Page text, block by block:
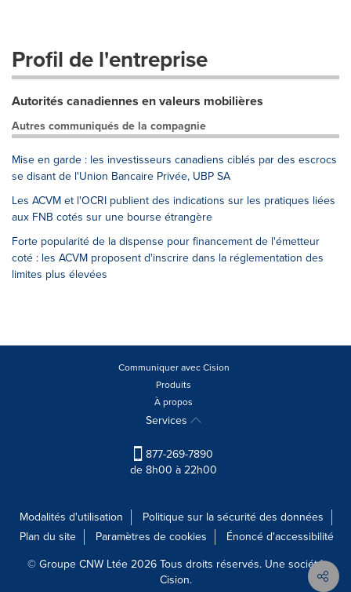
Profil de l'entreprise
Autorités canadiennes en valeurs mobilières
Autres communiqués de la compagnie
Mise en garde : les investisseurs canadiens ciblés par des escrocs
se disant de l'Union Bancaire Privée, UBP SA
Les ACVM et l'OCRI publient des indications sur les pratiques liées
aux FNB cotés sur une bourse étrangère
Forte popularité de la dispense pour financement de l'émetteur
coté : les ACVM proposent d'inscrire dans la réglementation des
limites plus élevées
Communiquer avec Cision
Produits
À propos
Services
877-269-7890
de 8h00 à 22h00
Modalités d'utilisation
Politique sur la sécurité des données
Plan du site
Paramètres de cookies
Énoncé d'accessibilité
© Groupe CNW Ltée 2026 Tous droits réservés. Une société
Cision.